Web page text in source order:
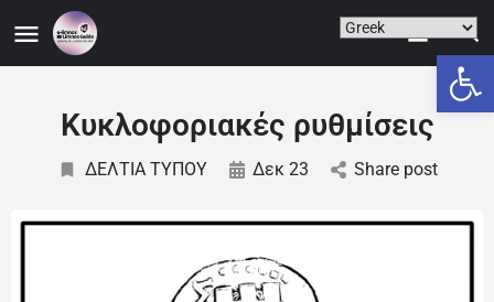
Κυκλοφοριακές ρυθμίσεις
ΔΕΛΤΙΑ ΤΥΠΟΥ Δεκ 23 Share post